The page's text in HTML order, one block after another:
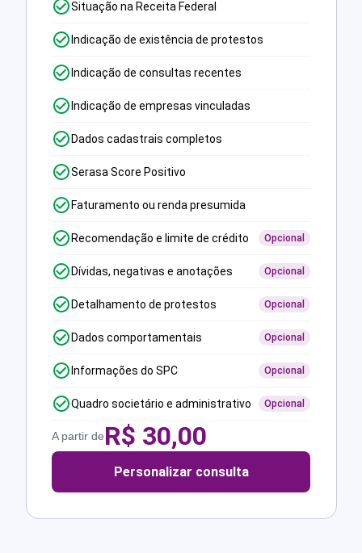
Situação na Receita Federal
Indicação de existência de protestos
Indicação de consultas recentes
Indicação de empresas vinculadas
Dados cadastrais completos
Serasa Score Positivo
Faturamento ou renda presumida
Recomendação e limite de crédito Opcional
Dívidas, negativas e anotações Opcional
Detalhamento de protestos Opcional
Dados comportamentais Opcional
Informações do SPC Opcional
Quadro societário e administrativo Opcional
A partir deR$ 30,00
Personalizar consulta